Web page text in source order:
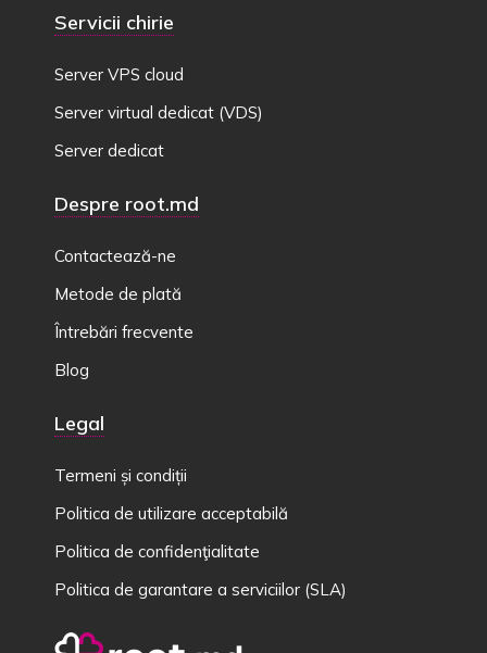
Servicii chirie
Server VPS cloud
Server virtual dedicat (VDS)
Server dedicat
Despre root.md
Contactează-ne
Metode de plată
Întrebări frecvente
Blog
Legal
Termeni și condiții
Politica de utilizare acceptabilă
Politica de confidenţialitate
Politica de garantare a serviciilor (SLA)